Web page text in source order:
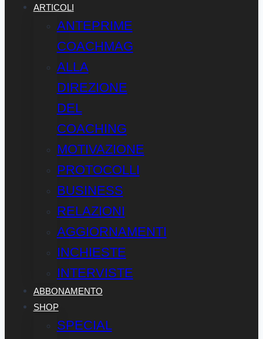
ARTICOLI
ANTEPRIME
COACHMAG
ALLA
DIREZIONE
DEL
COACHING
MOTIVAZIONE
PROTOCOLLI
BUSINESS
RELAZIONI
AGGIORNAMENTI
INCHIESTE
INTERVISTE
ABBONAMENTO
SHOP
SPECIAL